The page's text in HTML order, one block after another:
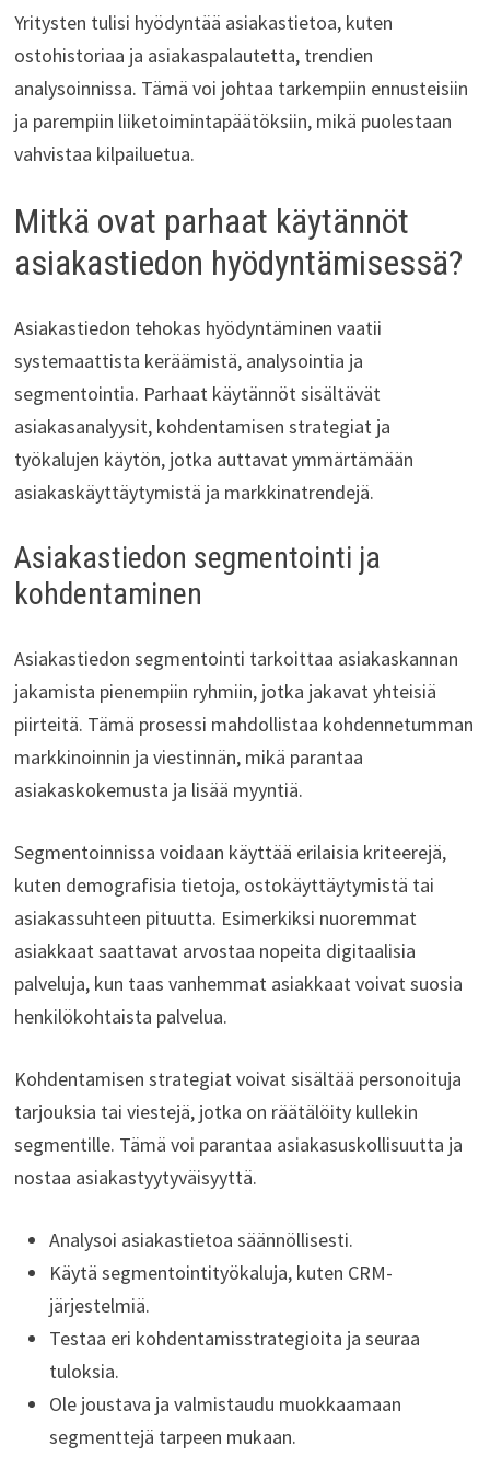
Yritysten tulisi hyödyntää asiakastietoa, kuten
ostohistoriaa ja asiakaspalautetta, trendien
analysoinnissa. Tämä voi johtaa tarkempiin ennusteisiin
ja parempiin liiketoimintapäätöksiin, mikä puolestaan
vahvistaa kilpailuetua.
Mitkä ovat parhaat käytännöt
asiakastiedon hyödyntämisessä?
Asiakastiedon tehokas hyödyntäminen vaatii
systemaattista keräämistä, analysointia ja
segmentointia. Parhaat käytännöt sisältävät
asiakasanalyysit, kohdentamisen strategiat ja
työkalujen käytön, jotka auttavat ymmärtämään
asiakaskäyttäytymistä ja markkinatrendejä.
Asiakastiedon segmentointi ja
kohdentaminen
Asiakastiedon segmentointi tarkoittaa asiakaskannan
jakamista pienempiin ryhmiin, jotka jakavat yhteisiä
piirteitä. Tämä prosessi mahdollistaa kohdennetumman
markkinoinnin ja viestinnän, mikä parantaa
asiakaskokemusta ja lisää myyntiä.
Segmentoinnissa voidaan käyttää erilaisia kriteerejä,
kuten demografisia tietoja, ostokäyttäytymistä tai
asiakassuhteen pituutta. Esimerkiksi nuoremmat
asiakkaat saattavat arvostaa nopeita digitaalisia
palveluja, kun taas vanhemmat asiakkaat voivat suosia
henkilökohtaista palvelua.
Kohdentamisen strategiat voivat sisältää personoituja
tarjouksia tai viestejä, jotka on räätälöity kullekin
segmentille. Tämä voi parantaa asiakasuskollisuutta ja
nostaa asiakastyytyväisyyttä.
Analysoi asiakastietoa säännöllisesti.
Käytä segmentointityökaluja, kuten CRM-
järjestelmiä.
Testaa eri kohdentamisstrategioita ja seuraa
tuloksia.
Ole joustava ja valmistaudu muokkaamaan
segmenttejä tarpeen mukaan.